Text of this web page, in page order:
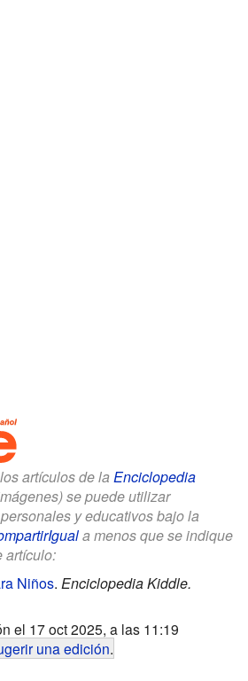
artículos de la Enciclopedia
se puede utilizar
y educativos bajo la
a menos que se indique
artículo:
Niños. Enciclopedia Kiddle.
el 17 oct 2025, a las 11:19
una edición.